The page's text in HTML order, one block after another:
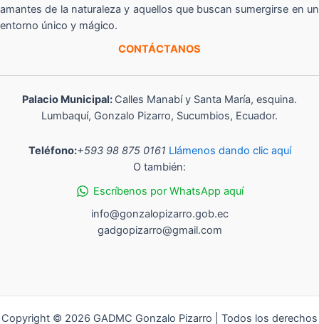
amantes de la naturaleza y aquellos que buscan sumergirse en un
entorno único y mágico.
CONTÁCTANOS
Palacio Municipal: Calles Manabí y Santa María, esquina.
Lumbaquí, Gonzalo Pizarro, Sucumbios, Ecuador.
Teléfono:+593 98 875 0161 Llámenos dando clic aquí
O también:
Escríbenos por WhatsApp aquí
info@gonzalopizarro.gob.ec
gadgopizarro@gmail.com
Copyright © 2026 GADMC Gonzalo Pizarro | Todos los derechos